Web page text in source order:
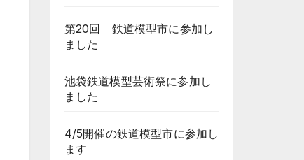
第20回 鉄道模型市に参加し
ました
池袋鉄道模型芸術祭に参加し
ました
4/5開催の鉄道模型市に参加し
ます